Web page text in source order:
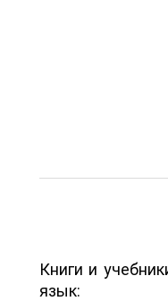
Книги и
язык: